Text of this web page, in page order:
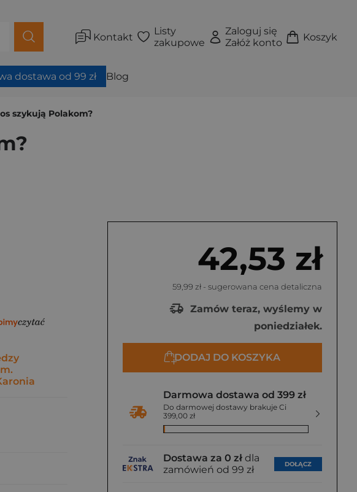
Kontakt
Listy
zakupowe
Zaloguj się
Załóż konto
Koszyk
dostawa od 99 zł Blog
szykują Polakom?
42,53 zł
59,99 zł - sugerowana cena detaliczna
Zamów teraz, wyślemy w
poniedziałek.
DODAJ DO KOSZYKA
Darmowa dostawa od 399 zł
Do darmowej dostawy brakuje Ci
399,00 zł
Dostawa za 0 zł dla
zamówień od 99 zł
DOŁĄCZ